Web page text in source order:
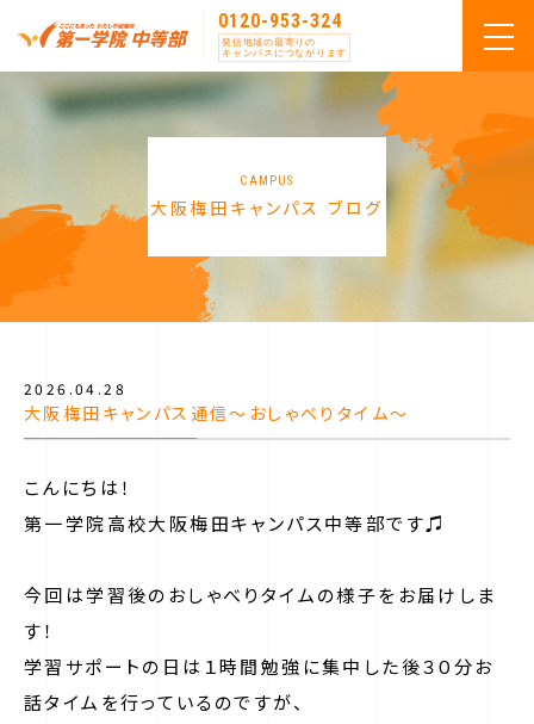
0120-953-324
発信地域の最寄りの
キャンパスにつながります
CAMPUS
大阪梅田キャンパス ブログ
2026.04.28
大阪梅田キャンパス通信～おしゃべりタイム～
こんにちは！
第一学院高校大阪梅田キャンパス中等部です♫
今回は学習後のおしゃべりタイムの様子をお届けしま
す！
学習サポートの日は１時間勉強に集中した後３０分お
話タイムを行っているのですが、